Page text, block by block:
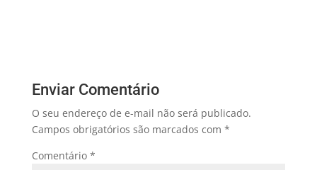
Enviar Comentário
O seu endereço de e-mail não será publicado.
Campos obrigatórios são marcados com *
Comentário *